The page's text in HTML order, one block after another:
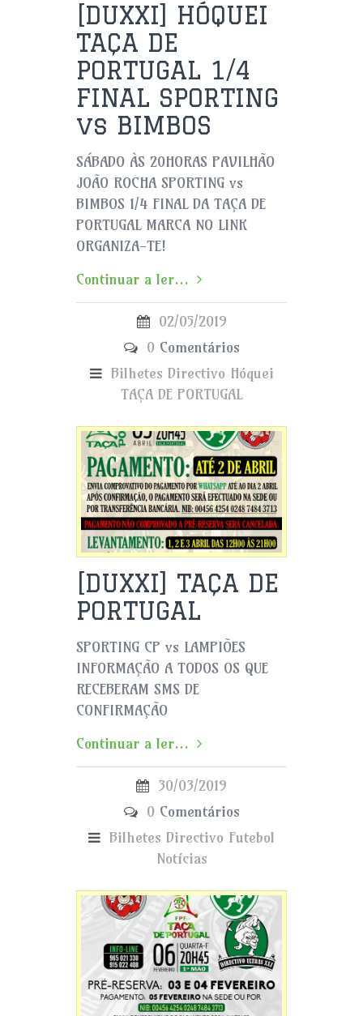
[DUXXI] HÓQUEI
TAÇA DE
PORTUGAL 1/4
FINAL SPORTING
vs BIMBOS
SÁBADO ÀS 20HORAS PAVILHÃO
JOÃO ROCHA SPORTING vs
BIMBOS 1/4 FINAL DA TAÇA DE
PORTUGAL MARCA NO LINK
ORGANIZA-TE!
Continuar a ler...
02/05/2019
0 Comentários
Bilhetes Directivo Hóquei
TAÇA DE PORTUGAL
[DUXXI] TAÇA DE
PORTUGAL
SPORTING CP vs LAMPIÕES
INFORMAÇÃO A TODOS OS QUE
RECEBERAM SMS DE
CONFIRMAÇÃO
Continuar a ler...
30/03/2019
0 Comentários
Bilhetes Directivo Futebol
Notícias